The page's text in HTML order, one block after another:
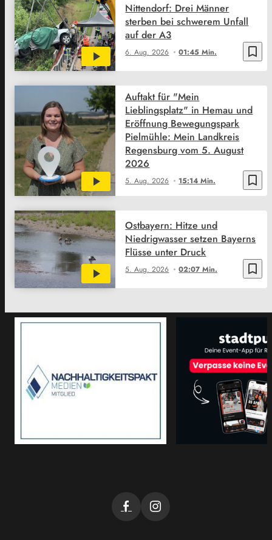
bookmark_border
6. Aug. 2026 01:45 Min.
Nittendorf: Drei Männer
sterben bei schwerem Unfall
auf der A3
bookmark_border
5. Aug. 2026 15:14 Min.
Auftakt für "Mein
Lieblingsplatz" in Hemau und
Eröffnung Bewegungspark
Pielmühle: Mein Landkreis
Regensburg vom 5. August
2026
bookmark_border
5. Aug. 2026 02:07 Min.
Ostbayern: Hitze und
Niedrigwasser setzen Bayerns
Flüsse unter Druck